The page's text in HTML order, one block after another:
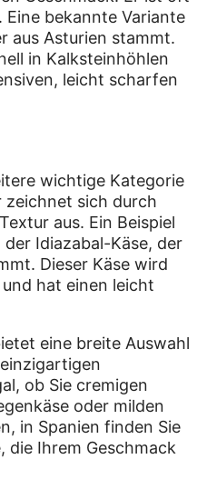
bekannte Variante
aus Asturien stammt.
in Kalksteinhöhlen
leicht scharfen
wichtige Kategorie
zeichnet sich durch
aus. Ein Beispiel
Idiazabal-Käse, der
Dieser Käse wird
hat einen leicht
eine breite Auswahl
ob Sie cremigen
oder milden
in Spanien finden Sie
die Ihrem Geschmack